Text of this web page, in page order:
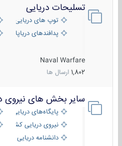
تسلیحات دریایی
توپ های دریایی
پدافندهای دریاپایه
Naval Warfare
1,802 ارسال ها
سایر بخش های نیروی
پایگاه‌های دریایی
نیروی دریایی
دانشنامه دریایی کپی